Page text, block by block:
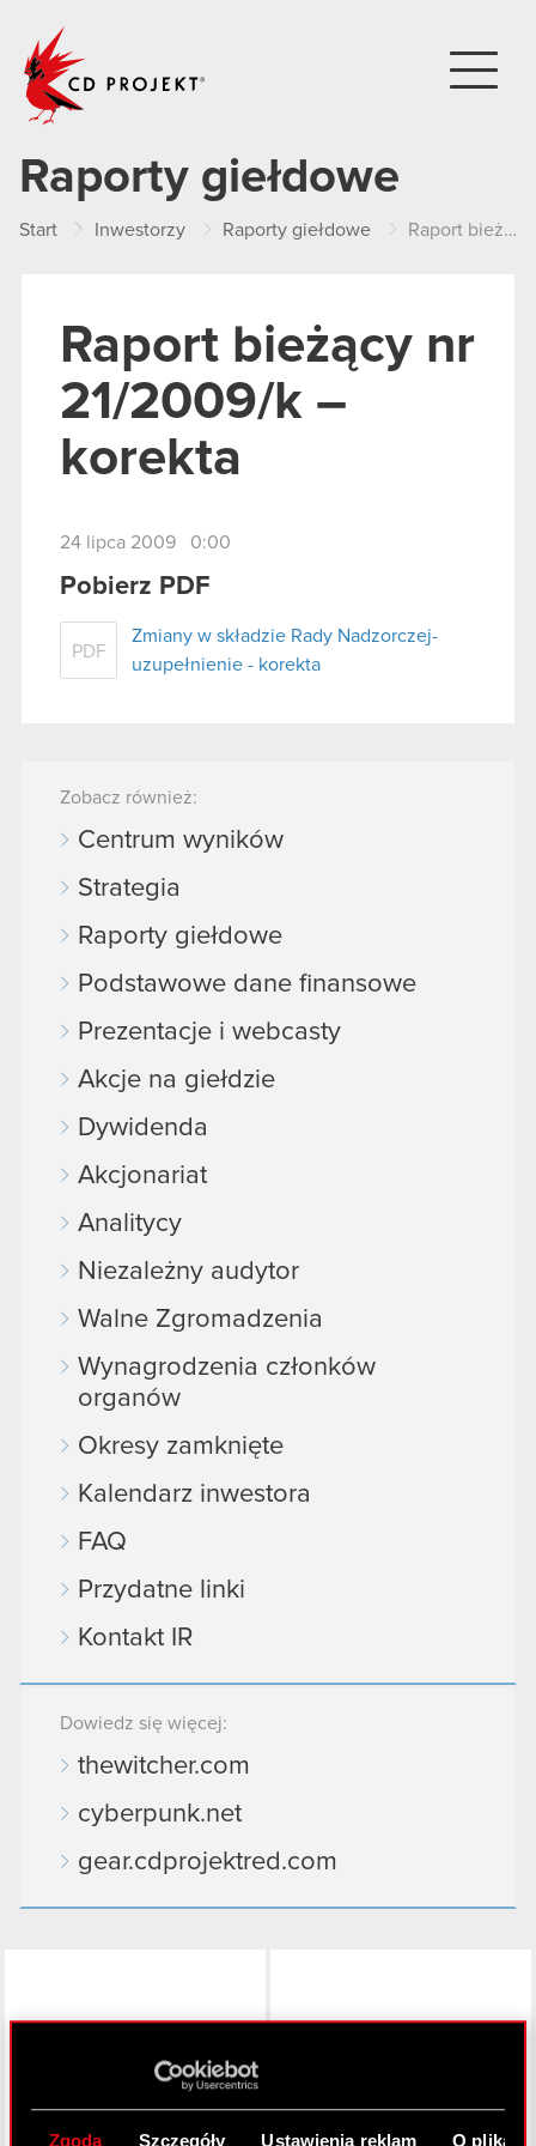
Zgoda Szczegóły Ustawienia reklam O
Raporty giełdowe
Start Inwestorzy Raporty giełdowe Raport bieżący nr 21/2009/k – korekta
Raport bieżący nr
21/2009/k –
korekta
24 lipca 2009 0:00
Pobierz PDF
PDF
Zmiany w składzie Rady Nadzorczej-
uzupełnienie - korekta
Zobacz również:
Centrum wyników
Strategia
Raporty giełdowe
Podstawowe dane finansowe
Prezentacje i webcasty
Akcje na giełdzie
Dywidenda
Akcjonariat
Analitycy
Niezależny audytor
Walne Zgromadzenia
Wynagrodzenia członków
organów
Okresy zamknięte
Kalendarz inwestora
FAQ
Przydatne linki
Kontakt IR
Dowiedz się więcej:
thewitcher.com
cyberpunk.net
gear.cdprojektred.com